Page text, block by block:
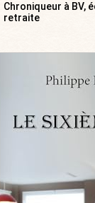
Chroniqueur à BV,
retraite